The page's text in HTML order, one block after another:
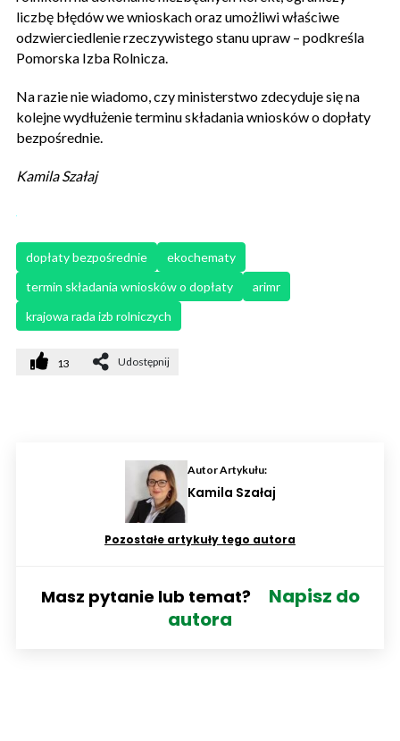
liczbę błędów we wnioskach oraz umożliwi właściwe
odzwierciedlenie rzeczywistego stanu upraw – podkreśla
Pomorska Izba Rolnicza.
Na razie nie wiadomo, czy ministerstwo zdecyduje się na
kolejne wydłużenie terminu składania wniosków o dopłaty
bezpośrednie.
Kamila Szałaj
dopłaty bezpośrednie
ekochematy
termin składania wniosków o dopłaty
arimr
krajowa rada izb rolniczych
13 Udostępnij
Autor Artykułu:
Kamila Szałaj
Pozostałe artykuły tego autora
Masz pytanie lub temat?
Napisz do
autora